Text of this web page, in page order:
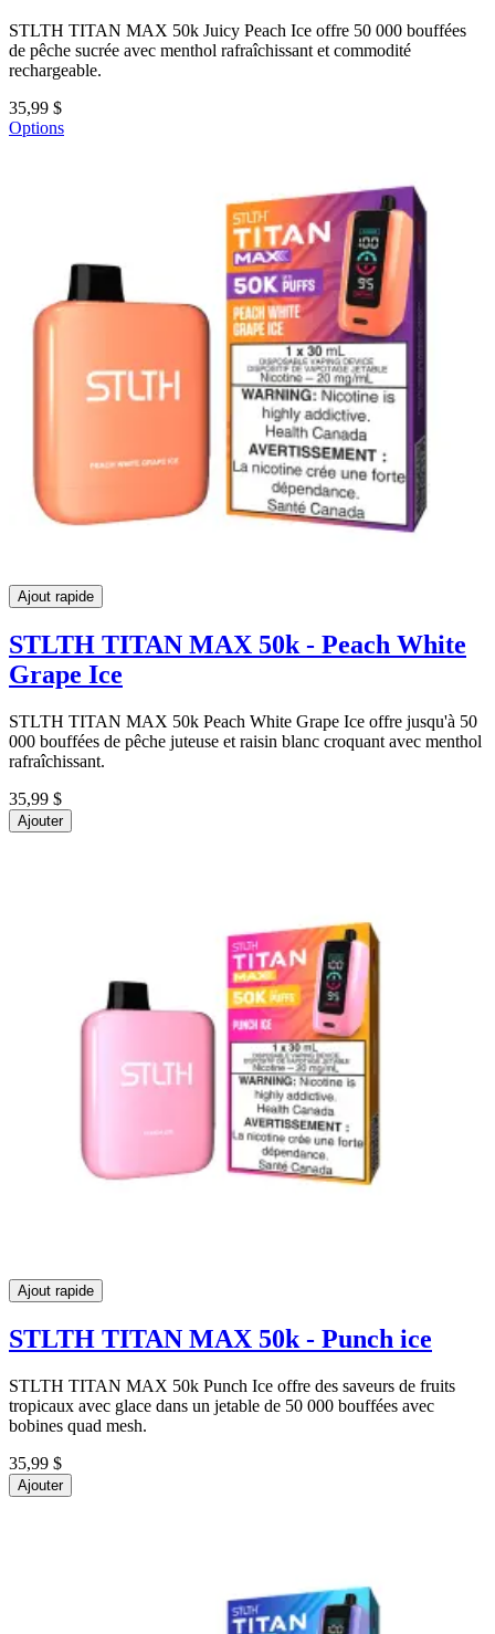
STLTH TITAN MAX 50k Juicy Peach Ice offre 50 000 bouffées
de pêche sucrée avec menthol rafraîchissant et commodité
rechargeable.
35,99 $
Options
Ajout rapide
STLTH TITAN MAX 50k - Peach White
Grape Ice
STLTH TITAN MAX 50k Peach White Grape Ice offre jusqu'à 50
000 bouffées de pêche juteuse et raisin blanc croquant avec menthol
rafraîchissant.
35,99 $
Ajouter
Ajout rapide
STLTH TITAN MAX 50k - Punch ice
STLTH TITAN MAX 50k Punch Ice offre des saveurs de fruits
tropicaux avec glace dans un jetable de 50 000 bouffées avec
bobines quad mesh.
35,99 $
Ajouter